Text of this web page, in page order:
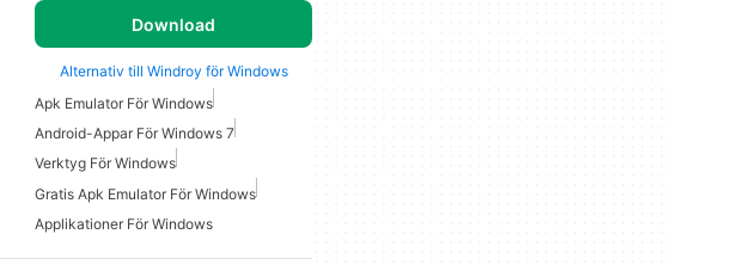
Download
Alternativ till Windroy för Windows
Apk Emulator För Windows
Android-Appar För Windows 7
Verktyg För Windows
Gratis Apk Emulator För Windows
Applikationer För Windows